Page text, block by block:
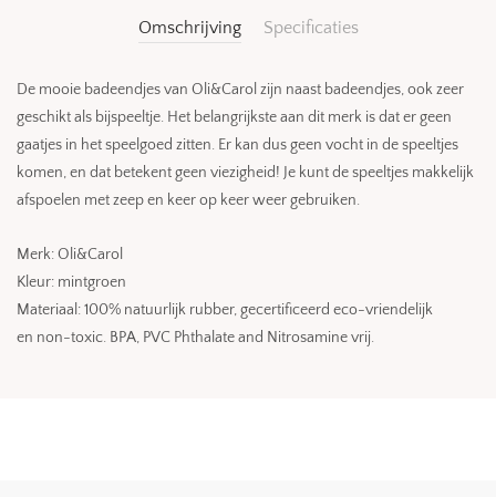
Omschrijving Specificaties
De mooie badeendjes van Oli&Carol zijn naast badeendjes, ook zeer
geschikt als bijspeeltje. Het belangrijkste aan dit merk is dat er geen
gaatjes in het speelgoed zitten. Er kan dus geen vocht in de speeltjes
komen, en dat betekent geen viezigheid! Je kunt de speeltjes makkelijk
afspoelen met zeep en keer op keer weer gebruiken.
Merk: Oli&Carol
Kleur: mintgroen
Materiaal: 100% natuurlijk rubber, gecertificeerd eco-vriendelijk
en non-toxic. BPA, PVC Phthalate and Nitrosamine vrij.